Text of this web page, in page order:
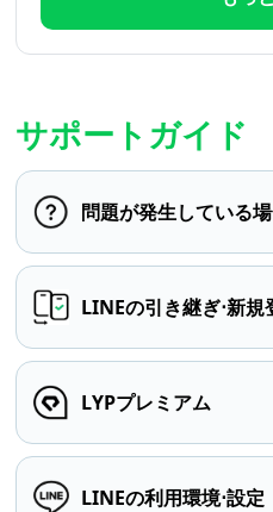
サポートガイド
問題が発生している
LINEの引き継ぎ⋅新規
LYPプレミアム
LINEの利用環境⋅設定